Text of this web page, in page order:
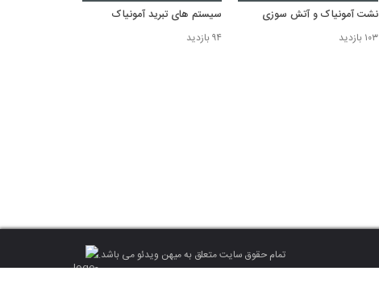
نشت آمونیاک و آتش سوزی
۱۰۳ بازدید
سیستم های تبرید آمونیاک
۹۴ بازدید
تمام حقوق سایت متعلق به میهن ویدئو می باشد.